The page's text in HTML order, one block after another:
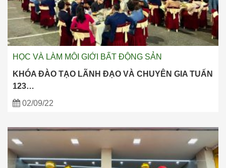
HỌC VÀ LÀM MÔI GIỚI BẤT ĐỘNG SẢN
KHÓA ĐÀO TẠO LÃNH ĐẠO VÀ CHUYÊN GIA TUẤN
123…
02/09/22